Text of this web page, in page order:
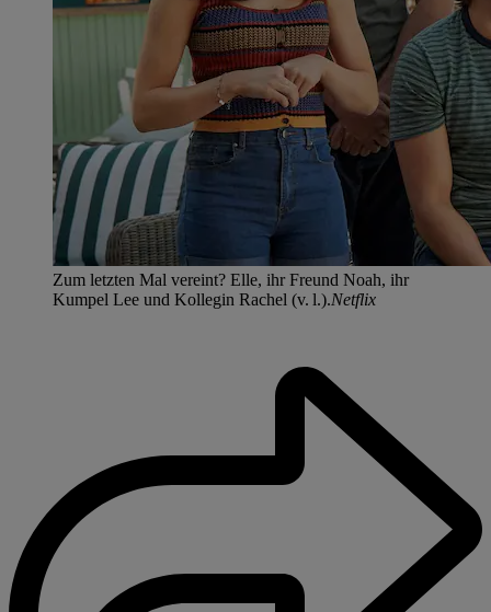
Zum letzten Mal vereint? Elle, ihr Freund Noah, ihr
Kumpel Lee und Kollegin Rachel (v. l.).Netflix